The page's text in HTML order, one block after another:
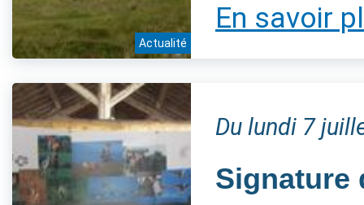
Actualité
En savoir
Du lundi 7
Signature